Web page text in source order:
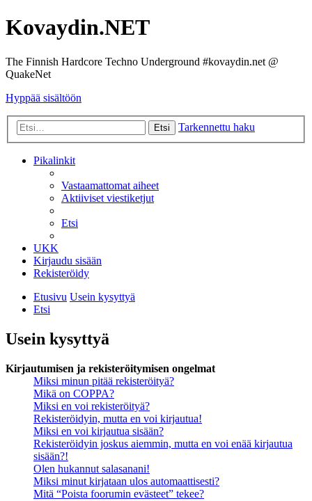
Kovaydin.NET
The Finnish Hardcore Techno Underground #kovaydin.net @
QuakeNet
Hyppää sisältöön
Etsi Tarkennettu haku
Pikalinkit
Vastaamattomat aiheet
Aktiiviset viestiketjut
Etsi
UKK
Kirjaudu sisään
Rekisteröidy
Etusivu Usein kysyttyä
Etsi
Usein kysyttyä
Kirjautumisen ja rekisteröitymisen ongelmat
Miksi minun pitää rekisteröityä?
Mikä on COPPA?
Miksi en voi rekisteröityä?
Rekisteröidyin, mutta en voi kirjautua!
Miksi en voi kirjautua sisään?
Rekisteröidyin joskus aiemmin, mutta en voi enää kirjautua
sisään?!
Olen hukannut salasanani!
Miksi minut kirjataan ulos automaattisesti?
Mitä “Poista foorumin evästeet” tekee?